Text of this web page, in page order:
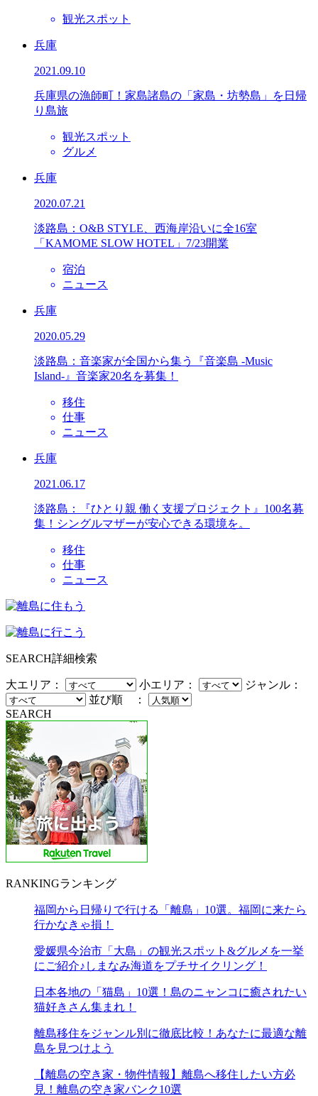
観光スポット
兵庫
2021.09.10
兵庫県の漁師町！家島諸島の「家島・坊勢島」を日帰
り島旅
観光スポット
グルメ
兵庫
2020.07.21
淡路島：O&B STYLE、西海岸沿いに全16室
「KAMOME SLOW HOTEL」7/23開業
宿泊
ニュース
兵庫
2020.05.29
淡路島：音楽家が全国から集う『音楽島 -Music
Island-』音楽家20名を募集！
移住
仕事
ニュース
兵庫
2021.06.17
淡路島：『ひとり親 働く支援プロジェクト』100名募
集！シングルマザーが安心できる環境を。
移住
仕事
ニュース
SEARCH詳細検索
大エリア： 小エリア：
ジャンル：
並び順 ：
SEARCH
RANKINGランキング
福岡から日帰りで行ける「離島」10選。福岡に来たら
行かなきゃ損！
愛媛県今治市「大島」の観光スポット&グルメを一挙
にご紹介♪しまなみ海道をプチサイクリング！
日本各地の「猫島」10選！島のニャンコに癒されたい
猫好きさん集まれ！
離島移住をジャンル別に徹底比較！あなたに最適な離
島を見つけよう
【離島の空き家・物件情報】離島へ移住したい方必
見！離島の空き家バンク10選